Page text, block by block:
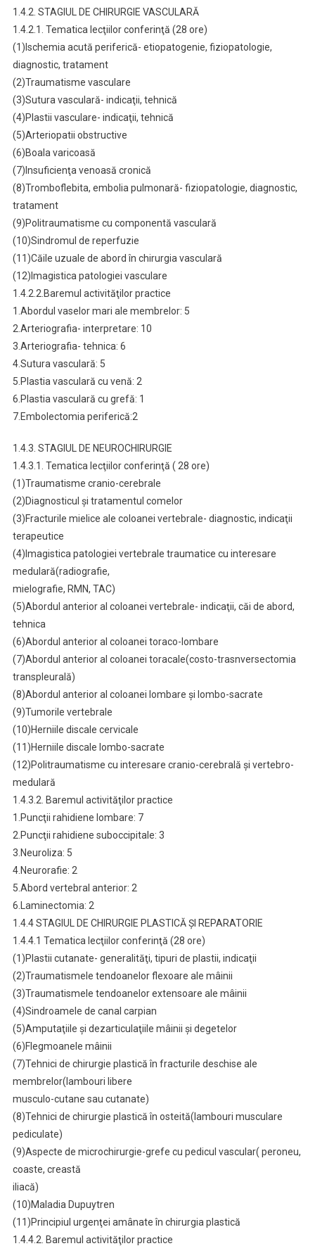
1.4.2. STAGIUL DE CHIRURGIE VASCULARĂ
1.4.2.1. Tematica lecţiilor conferinţă (28 ore)
(1)Ischemia acută periferică- etiopatogenie, fiziopatologie,
diagnostic, tratament
(2)Traumatisme vasculare
(3)Sutura vasculară- indicaţii, tehnică
(4)Plastii vasculare- indicaţii, tehnică
(5)Arteriopatii obstructive
(6)Boala varicoasă
(7)Insuficienţa venoasă cronică
(8)Tromboflebita, embolia pulmonară- fiziopatologie, diagnostic,
tratament
(9)Politraumatisme cu componentă vasculară
(10)Sindromul de reperfuzie
(11)Căile uzuale de abord în chirurgia vasculară
(12)Imagistica patologiei vasculare
1.4.2.2.Baremul activităţilor practice
1.Abordul vaselor mari ale membrelor: 5
2.Arteriografia- interpretare: 10
3.Arteriografia- tehnica: 6
4.Sutura vasculară: 5
5.Plastia vasculară cu venă: 2
6.Plastia vasculară cu grefă: 1
7.Embolectomia periferică:2
1.4.3. STAGIUL DE NEUROCHIRURGIE
1.4.3.1. Tematica lecţiilor conferinţă ( 28 ore)
(1)Traumatisme cranio-cerebrale
(2)Diagnosticul şi tratamentul comelor
(3)Fracturile mielice ale coloanei vertebrale- diagnostic, indicaţii
terapeutice
(4)Imagistica patologiei vertebrale traumatice cu interesare
medulară(radiografie,
mielografie, RMN, TAC)
(5)Abordul anterior al coloanei vertebrale- indicaţii, căi de abord,
tehnica
(6)Abordul anterior al coloanei toraco-lombare
(7)Abordul anterior al coloanei toracale(costo-trasnversectomia
transpleurală)
(8)Abordul anterior al coloanei lombare şi lombo-sacrate
(9)Tumorile vertebrale
(10)Herniile discale cervicale
(11)Herniile discale lombo-sacrate
(12)Politraumatisme cu interesare cranio-cerebrală şi vertebro-
medulară
1.4.3.2. Baremul activităţilor practice
1.Puncţii rahidiene lombare: 7
2.Puncţii rahidiene suboccipitale: 3
3.Neuroliza: 5
4.Neurorafie: 2
5.Abord vertebral anterior: 2
6.Laminectomia: 2
1.4.4 STAGIUL DE CHIRURGIE PLASTICĂ ŞI REPARATORIE
1.4.4.1 Tematica lecţiilor conferinţă (28 ore)
(1)Plastii cutanate- generalităţi, tipuri de plastii, indicaţii
(2)Traumatismele tendoanelor flexoare ale mâinii
(3)Traumatismele tendoanelor extensoare ale mâinii
(4)Sindroamele de canal carpian
(5)Amputaţiile şi dezarticulaţiile mâinii şi degetelor
(6)Flegmoanele mâinii
(7)Tehnici de chirurgie plastică în fracturile deschise ale
membrelor(lambouri libere
musculo-cutane sau cutanate)
(8)Tehnici de chirurgie plastică în osteită(lambouri musculare
pediculate)
(9)Aspecte de microchirurgie-grefe cu pedicul vascular( peroneu,
coaste, creastă
iliacă)
(10)Maladia Dupuytren
(11)Principiul urgenţei amânate în chirurgia plastică
1.4.4.2. Baremul activităţilor practice